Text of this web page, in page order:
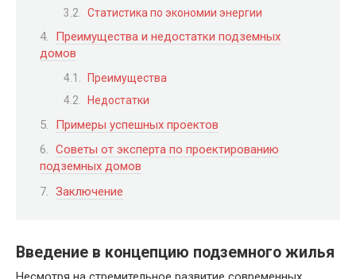
Статистика по экономии энергии
Преимущества и недостатки подземных
домов
Преимущества
Недостатки
Примеры успешных проектов
Советы от эксперта по проектированию
подземных домов
Заключение
Введение в концепцию подземного жилья